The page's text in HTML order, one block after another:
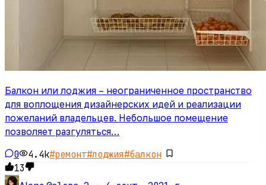
Балкон или лоджия – неограниченное пространство
для воплощения дизайнерских идей и реализации
пожеланий владельцев. Небольшое помещение
позволяет разгуляться…
0 4.4k#ремонт#лоджия#балкон
13